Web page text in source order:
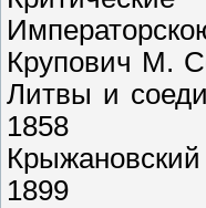
Крупович М.
Литвы и
1858
1899